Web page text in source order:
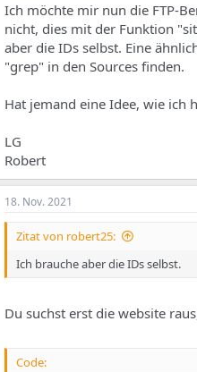
Ich möchte mir nun die FTP-
nicht, dies mit der Funktion
aber die IDs selbst. Eine
"grep" in den Sources finden.
Hat jemand eine Idee, wie ich
LG
Robert
18. Nov. 2021
Zitat von robert25:
Ich brauche aber die IDs selbst.
Du suchst erst die website
Code: